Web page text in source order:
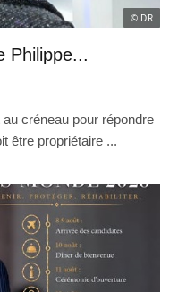
© DR
Philippe...
créneau pour répondre
être propriétaire ...